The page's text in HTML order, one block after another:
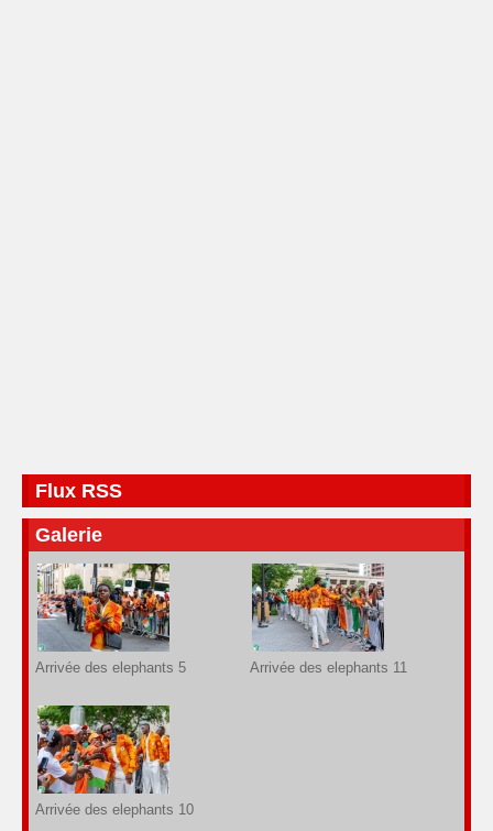
Flux RSS
Galerie
Arrivée des elephants 5 Arrivée des elephants 11
Arrivée des elephants 10